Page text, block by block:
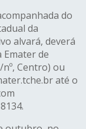
do
da
alvará, deverá
de
Centro) ou
até o